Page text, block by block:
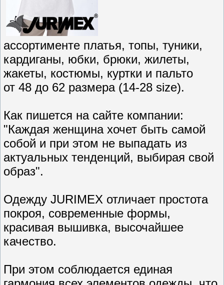
ассортименте платья, топы, туники,
кардиганы, юбки, брюки, жилеты,
жакеты, костюмы, куртки и пальто
от 48 до 62 размера (14-28 size).
Как пишется на сайте компании:
"Каждая женщина хочет быть самой
собой и при этом не выпадать из
актуальных тенденций, выбирая свой
образ".
Одежду JURIMEX отличает простота
покроя, современные формы,
красивая вышивка, высочайшее
качество.
При этом соблюдается единая